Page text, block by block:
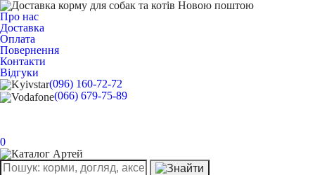
Про нас
Доставка
Оплата
Повернення
Контакти
Відгуки
(096) 160-72-72
(066) 679-75-89
0